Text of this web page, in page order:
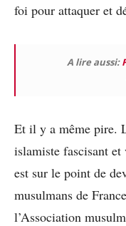
foi pour attaquer et
A lire aussi:
Et il y a même pire.
islamiste fascisant
est sur le point de
musulmans de
l’Association